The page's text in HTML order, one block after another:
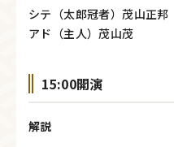
シテ（太郎冠者）茂山正邦
アド（主人）茂山茂
15:00開演
解説